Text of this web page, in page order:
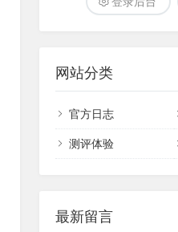
网站分类
官方日志
测评体验
最新留言